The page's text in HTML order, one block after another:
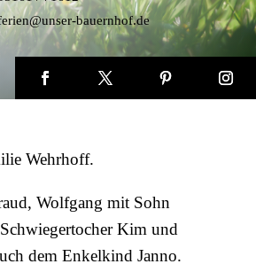
bauernhof.de
Wehrhoff.
Wolfgang mit Sohn
Kim und
dem Enkelkind Janno.